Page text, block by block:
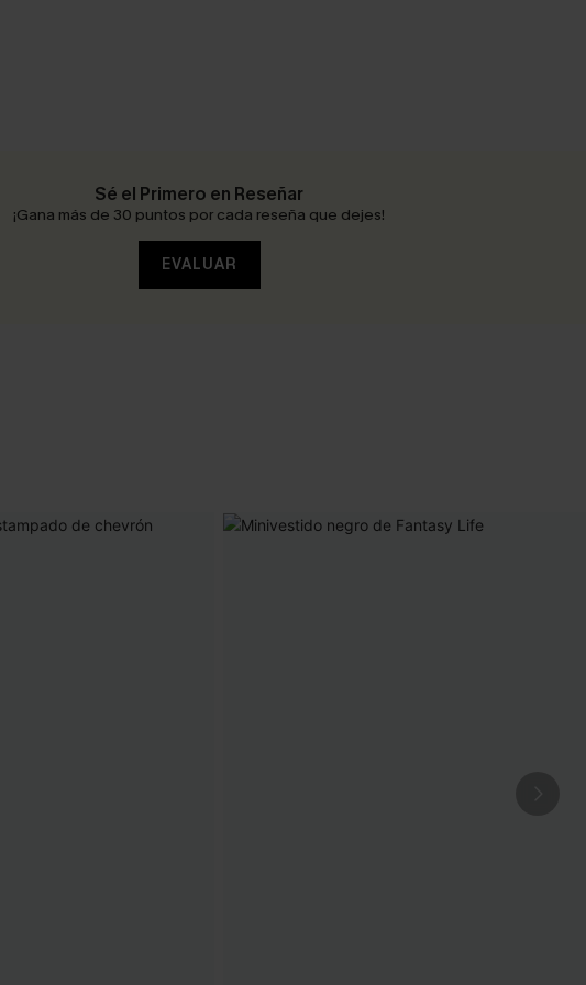
Sé el Primero en Reseñar
¡Gana más de 30 puntos por cada reseña que dejes!
EVALUAR